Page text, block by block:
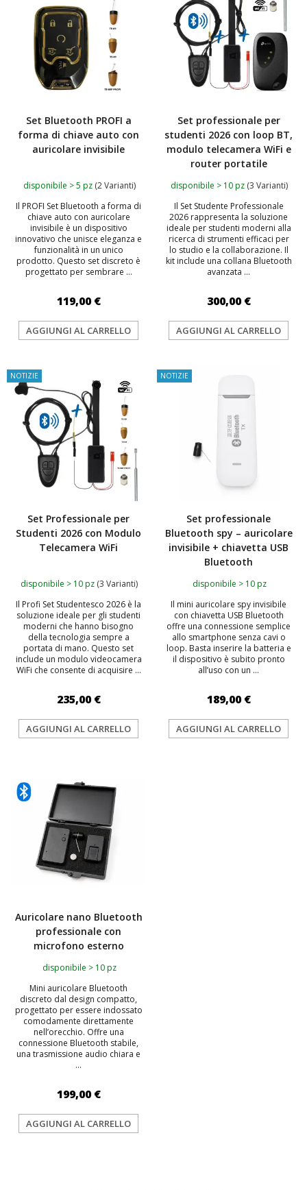
Set Bluetooth PROFI a
forma di chiave auto con
auricolare invisibile
disponibile > 5 pz (2 Varianti)
Il PROFI Set Bluetooth a forma di
chiave auto con auricolare
invisibile è un dispositivo
innovativo che unisce eleganza e
funzionalità in un unico
prodotto. Questo set discreto è
progettato per sembrare ...
119,00 €
AGGIUNGI AL CARRELLO
Set professionale per
studenti 2026 con loop BT,
modulo telecamera WiFi e
router portatile
disponibile > 10 pz (3 Varianti)
Il Set Studente Professionale
2026 rappresenta la soluzione
ideale per studenti moderni alla
ricerca di strumenti efficaci per
lo studio e la collaborazione. Il
kit include una collana Bluetooth
avanzata ...
300,00 €
AGGIUNGI AL CARRELLO
NOTIZIE
Set Professionale per
Studenti 2026 con Modulo
Telecamera WiFi
disponibile > 10 pz (3 Varianti)
Il Profi Set Studentesco 2026 è la
soluzione ideale per gli studenti
moderni che hanno bisogno
della tecnologia sempre a
portata di mano. Questo set
include un modulo videocamera
WiFi che consente di acquisire ...
235,00 €
AGGIUNGI AL CARRELLO
NOTIZIE
Set professionale
Bluetooth spy – auricolare
invisibile + chiavetta USB
Bluetooth
disponibile > 10 pz
Il mini auricolare spy invisibile
con chiavetta USB Bluetooth
offre una connessione semplice
allo smartphone senza cavi o
loop. Basta inserire la batteria e
il dispositivo è subito pronto
all’uso con un ...
189,00 €
AGGIUNGI AL CARRELLO
Auricolare nano Bluetooth
professionale con
microfono esterno
disponibile > 10 pz
Mini auricolare Bluetooth
discreto dal design compatto,
progettato per essere indossato
comodamente direttamente
nell’orecchio. Offre una
connessione Bluetooth stabile,
una trasmissione audio chiara e
...
199,00 €
AGGIUNGI AL CARRELLO